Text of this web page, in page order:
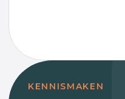
KENNISMAKEN